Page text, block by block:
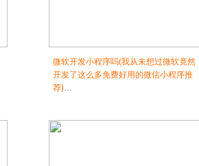
微软开发小程序吗(我从未想过微软竟然
开发了这么多免费好用的微信小程序推
荐)